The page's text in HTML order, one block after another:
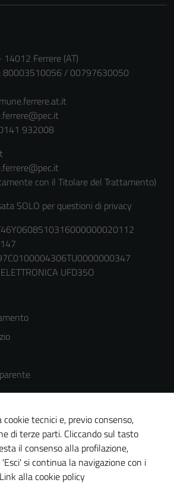
Ferrere (AT)
80003510056 / 00797630050
932008
con il Titolare del Trattamento)
SOLO per questioni di privacy
UFD35O
del sito
tecnici e, previo consenso,
di terze parti. Cliccando sul tasto
il consenso alla profilazione,
si continua la navigazione con i
Link alla cookie policy
disabilitati.
personali.